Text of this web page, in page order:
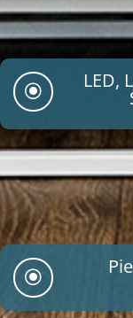
\ LED,
\